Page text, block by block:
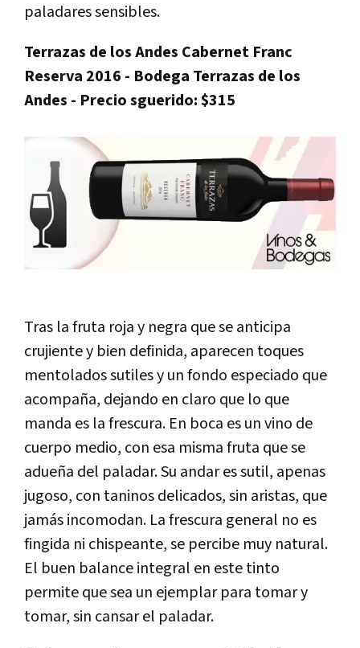
paladares sensibles.
Terrazas de los Andes Cabernet Franc
Reserva 2016 - Bodega Terrazas de los
Andes - Precio sguerido: $315
Tras la fruta roja y negra que se anticipa
crujiente y bien definida, aparecen toques
mentolados sutiles y un fondo especiado que
acompaña, dejando en claro que lo que
manda es la frescura. En boca es un vino de
cuerpo medio, con esa misma fruta que se
adueña del paladar. Su andar es sutil, apenas
jugoso, con taninos delicados, sin aristas, que
jamás incomodan. La frescura general no es
fingida ni chispeante, se percibe muy natural.
El buen balance integral en este tinto
permite que sea un ejemplar para tomar y
tomar, sin cansar el paladar.